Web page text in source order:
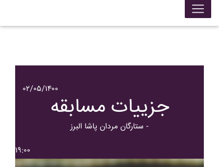
۰۲/۰۵/۱۴۰۰
جزییات مسابقه
ستارگان مردان پاشا البرز -
۱۹:۰۰